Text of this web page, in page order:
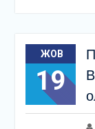
ЖОВ
19